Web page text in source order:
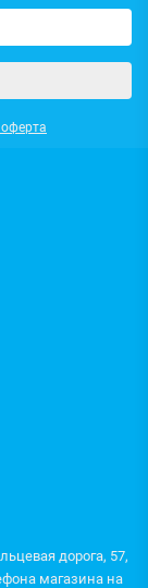
дорога, 57,
магазина на